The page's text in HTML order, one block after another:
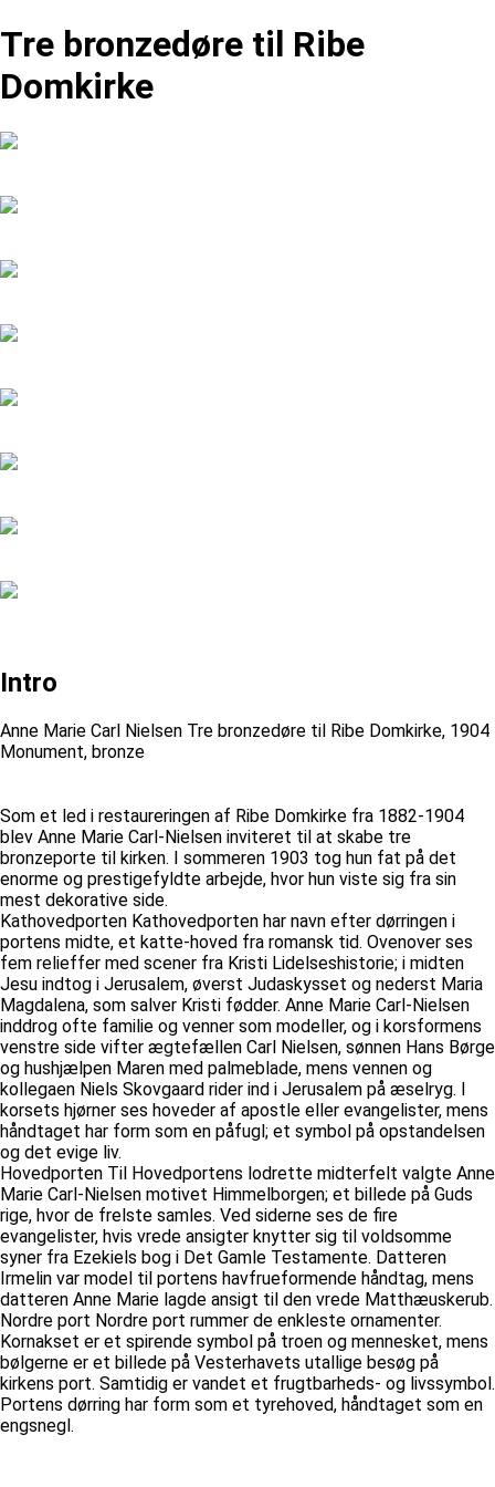
Tre bronzedøre til Ribe
Domkirke
Intro
Anne Marie Carl Nielsen Tre bronzedøre til Ribe Domkirke, 1904
Monument, bronze
Som et led i restaureringen af Ribe Domkirke fra 1882-1904
blev Anne Marie Carl-Nielsen inviteret til at skabe tre
bronzeporte til kirken. I sommeren 1903 tog hun fat på det
enorme og prestigefyldte arbejde, hvor hun viste sig fra sin
mest dekorative side.
Kathovedporten Kathovedporten har navn efter dørringen i
portens midte, et katte-hoved fra romansk tid. Ovenover ses
fem relieffer med scener fra Kristi Lidelseshistorie; i midten
Jesu indtog i Jerusalem, øverst Judaskysset og nederst Maria
Magdalena, som salver Kristi fødder. Anne Marie Carl-Nielsen
inddrog ofte familie og venner som modeller, og i korsformens
venstre side vifter ægtefællen Carl Nielsen, sønnen Hans Børge
og hushjælpen Maren med palmeblade, mens vennen og
kollegaen Niels Skovgaard rider ind i Jerusalem på æselryg. I
korsets hjørner ses hoveder af apostle eller evangelister, mens
håndtaget har form som en påfugl; et symbol på opstandelsen
og det evige liv.
Hovedporten Til Hovedportens lodrette midterfelt valgte Anne
Marie Carl-Nielsen motivet Himmelborgen; et billede på Guds
rige, hvor de frelste samles. Ved siderne ses de fire
evangelister, hvis vrede ansigter knytter sig til voldsomme
syner fra Ezekiels bog i Det Gamle Testamente. Datteren
Irmelin var model til portens havfrueformende håndtag, mens
datteren Anne Marie lagde ansigt til den vrede Matthæuskerub.
Nordre port Nordre port rummer de enkleste ornamenter.
Kornakset er et spirende symbol på troen og mennesket, mens
bølgerne er et billede på Vesterhavets utallige besøg på
kirkens port. Samtidig er vandet et frugtbarheds- og livssymbol.
Portens dørring har form som et tyrehoved, håndtaget som en
engsnegl.